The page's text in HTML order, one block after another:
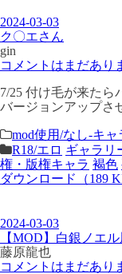
2024-03-03
ク〇エさん
gin
コメントはまだあり
7/25 付け毛が来た
バージョンアップさ
mod使用/なし-キャ
R18/エロ ギャラリ
権・版権キャラ 褐色
ダウンロード（189
2024-03-03
【MOD】白銀ノエ
藤原龍也
コメントはまだあり